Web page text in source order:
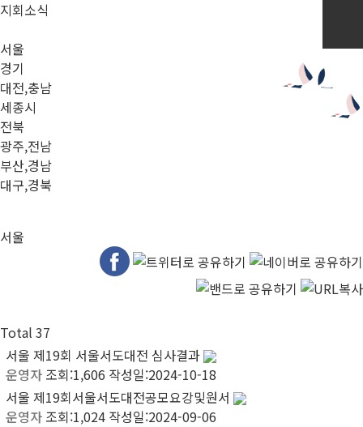
지회소식
서울
경기
대전,충남
세종시
전북
광주,전남
부산,경남
대구,경북
서울
Total 37
서울 제19회 서울서도대전 심사결과
운영자 조회:1,606 작성일:2024-10-18
서울 제19회서울서도대전공모요강및원서
운영자 조회:1,024 작성일:2024-09-06